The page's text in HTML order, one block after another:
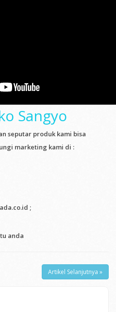
Sangyo
seputar produk kami bisa
marketing kami di :
;
anda
Artikel Selanjutnya »